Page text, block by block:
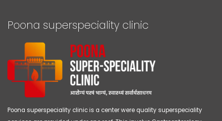
Poona superspeciality clinic
Poona superspeciality clinic is a center were quality superspeciality